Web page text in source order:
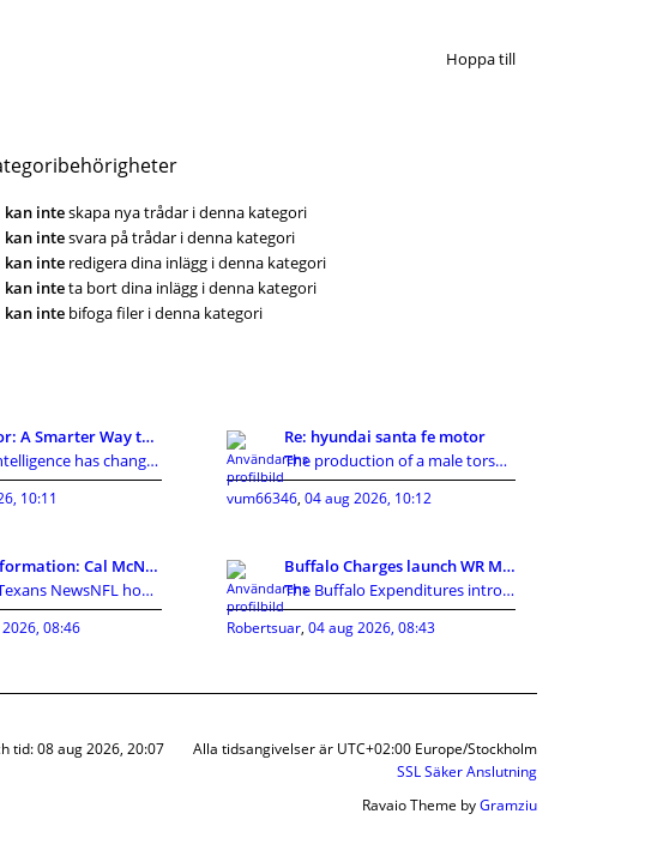
Hoppa till
kan inteskapa nya trådar i denna kategori
kan intesvara på trådar i denna kategori
kan inte redigera dina inlägg i denna kategori
kan inteta bort dina inlägg i denna kategori
kan inte bifoga filer i denna kategori
KI Detector: A Smarter Way to Review AI-Assisted C
Artificial intelligence has changed how people cre
10:11
Re: hyundai santa fe motor
The production of a male torso sex doll involves m
vum66346, 04 aug 2026, 10:12
Texans Information: Cal McNair nearer toward getti
Houston Texans NewsNFL home owners established in
08:46
Buffalo Charges launch WR Mecole Hardman Jr., sign
The Buffalo Expenditures introduced a collection o
Robertsuar, 04 aug 2026, 08:43
Alla tidsangivelser är UTC+02:00 Europe/Stockholm
tid: 08 aug 2026, 20:07
SSL Säker Anslutning
Ravaio Theme byGramziu